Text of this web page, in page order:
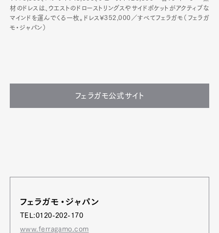
材のドレスは、ウエストのドローストリングスやサイドポケットがアクティブな
マインドを運んでくる一枚。ドレス¥352,000／すべてフェラガモ（フェラガ
モ・ジャパン）
フェラガモ公式サイト
フェラガモ・ジャパン
TEL:0120-202-170
www.ferragamo.com